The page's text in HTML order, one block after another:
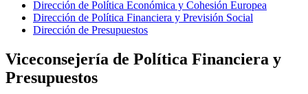
Dirección de Política Económica y Cohesión Europea
Dirección de Política Financiera y Previsión Social
Dirección de Presupuestos
Viceconsejería de Política Financiera y
Presupuestos